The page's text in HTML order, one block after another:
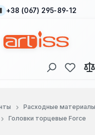
содержанию
+38 (067) 295-89-12
У
Расходные материалы
Головки торцевые Force